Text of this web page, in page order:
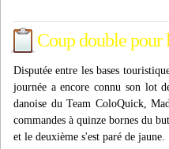
Coup double
Disputée entre les bases
journée a encore connu son lot
danoise du Team ColoQuick,
commandes à quinze bornes du
et le deuxième s'est paré de jaune.